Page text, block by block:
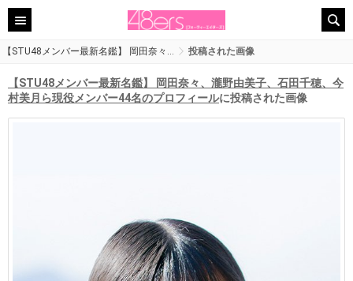
【STU48メンバー最新名鑑】 岡田奈々… 投稿された画像
【STU48メンバー最新名鑑】 岡田奈々、瀧野由美子、石田千穂、今
村美月ら現役メンバー44名のプロフィールに投稿された画像